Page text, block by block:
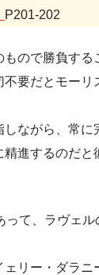
P201-202
ので勝負する
要だとモーリ
ながら、常に
進するのだと
って、ラヴェ
リー・ダラニ